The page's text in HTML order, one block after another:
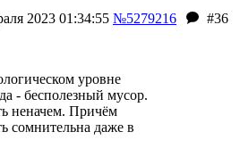
2023 01:34:55 №5279216
#36
уровне
- бесполезный мусор.
неначем. Причём
сомнительна даже в